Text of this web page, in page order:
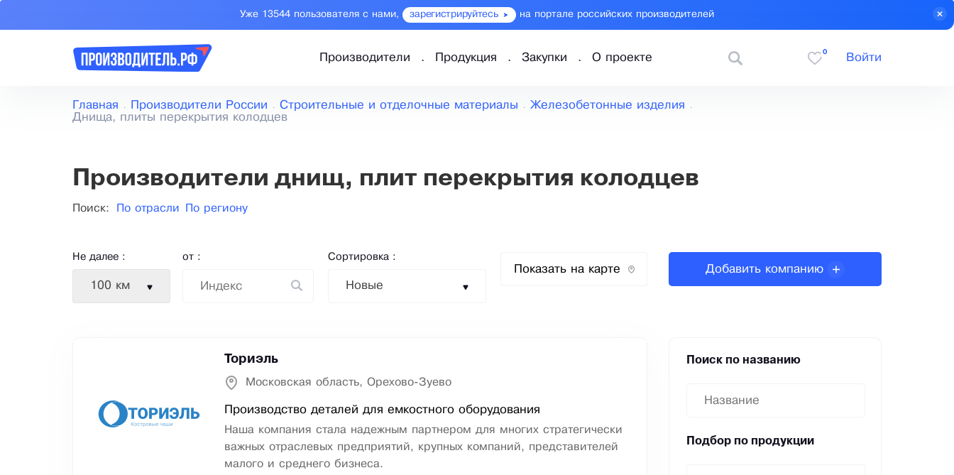
Уже 13544 пользователя с нами, зарегистрируйтесь на портале российских производителей
Производители Продукция Закупки О проекте
0
Войти
Главная Производители России Строительные и отделочные материалы
Железобетонные изделия
Днища, плиты перекрытия колодцев
Производители днищ, плит перекрытия колодцев
Поиск: По отрасли По региону
Не далее :
100 км
от : Сортировка :
Новые
Показать на карте Добавить компанию
Ториэль
Московская область, Орехово-Зуево
Производство деталей для емкостного оборудования
Наша компания стала надежным партнером для многих стратегически
важных отраслевых предприятий, крупных компаний, представителей
малого и среднего бизнеса.
Поиск по названию
Подбор по продукции